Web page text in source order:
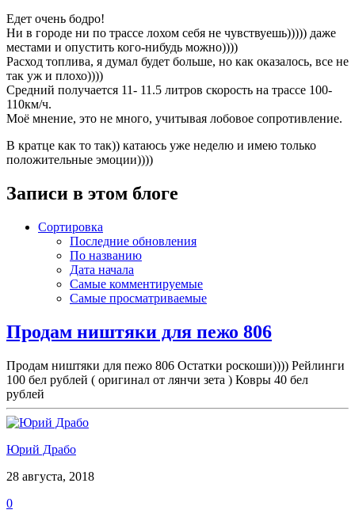
Едет очень бодро!
Ни в городе ни по трассе лохом себя не чувствуешь))))) даже
местами и опустить кого-нибудь можно))))
Расход топлива, я думал будет больше, но как оказалось, все не
так уж и плохо))))
Средний получается 11- 11.5 литров скорость на трассе 100-
110км/ч.
Моё мнение, это не много, учитывая лобовое сопротивление.
В кратце как то так)) катаюсь уже неделю и имею только
положительные эмоции))))
Записи в этом блоге
Сортировка
Последние обновления
По названию
Дата начала
Самые комментируемые
Самые просматриваемые
Продам ништяки для пежо 806
Продам ништяки для пежо 806 Остатки роскоши)))) Рейлинги
100 бел рублей ( оригинал от лянчи зета ) Ковры 40 бел
рублей
Юрий Драбо
28 августа, 2018
0